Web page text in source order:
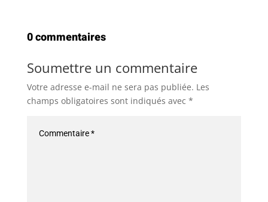
0 commentaires
Soumettre un commentaire
Votre adresse e-mail ne sera pas publiée. Les
champs obligatoires sont indiqués avec *